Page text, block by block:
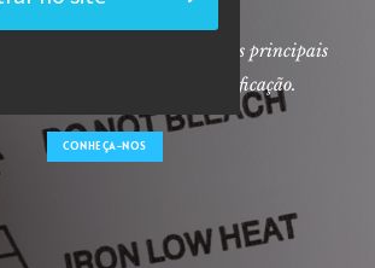
da Mata é hoje uma das principais
de soluções de identificação.
CONHEÇA-NOS